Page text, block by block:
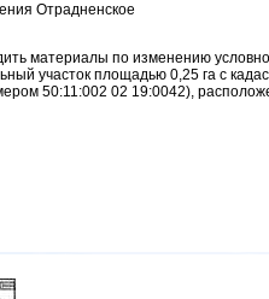
Отрадненское
материалы по изменению
участок площадью 0,25 га с
50:11:002 02 19:0042),